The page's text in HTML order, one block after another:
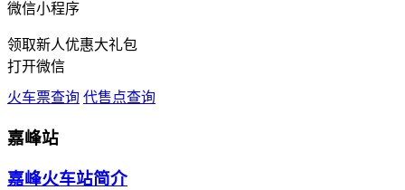
微信小程序
领取新人优惠大礼包
打开微信
火车票查询 代售点查询
嘉峰站
嘉峰火车站简介